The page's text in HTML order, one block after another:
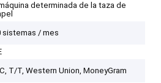
determinada de la taza de
sistemas / mes
T/T, Western Union, MoneyGram